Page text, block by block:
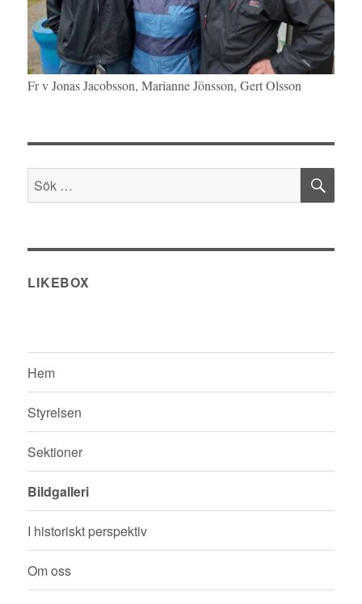
Fr v Jonas Jacobsson, Marianne Jönsson, Gert Olsson
Sök
efter:
SÖK
LIKEBOX
Hem
Styrelsen
Sektioner
Bildgalleri
I historiskt perspektiv
Om oss